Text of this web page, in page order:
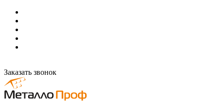
Заказать звонок